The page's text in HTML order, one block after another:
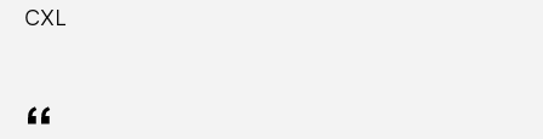
CXL